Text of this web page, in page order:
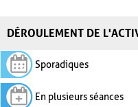
DÉROULEMENT DE
Sporadiques
En plusieurs séances